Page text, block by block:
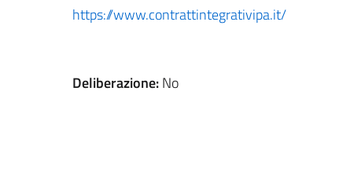
https://www.contrattintegrativipa.it/
Deliberazione:No